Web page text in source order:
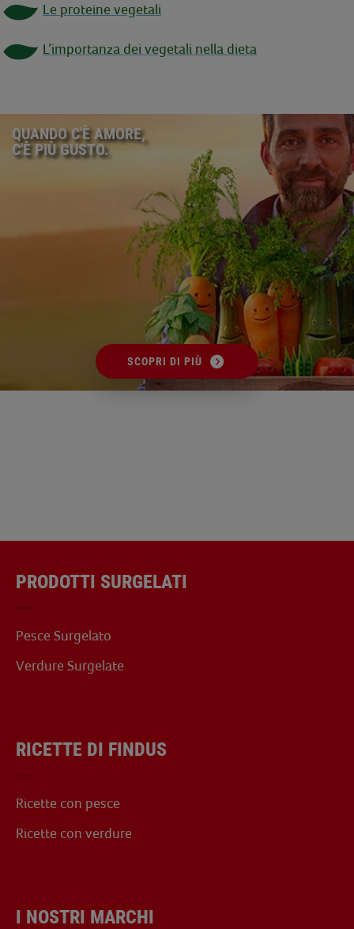
Le proteine vegetali
L’importanza dei vegetali nella dieta
QUANDO C'È AMORE,
C'È PIÙ GUSTO.
SCOPRI DI PIÙ
PRODOTTI SURGELATI
Pesce Surgelato
Verdure Surgelate
RICETTE DI FINDUS
Ricette con pesce
Ricette con verdure
I NOSTRI MARCHI